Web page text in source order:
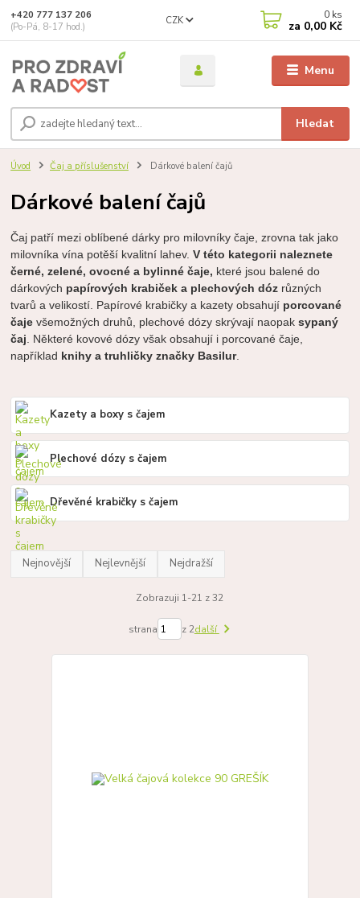
Menu
CZK
Hledat
+420 777 137 206
(Po-Pá, 8-17 hod.)
0 ks
za 0,00 Kč
Úvod Čaj a příslušenství Dárkové balení čajů
Dárkové balení čajů
Čaj patří mezi oblíbené dárky pro milovníky čaje, zrovna tak jako
milovníka vína potěší kvalitní lahev.V této kategorii naleznete
černé, zelené, ovocné a bylinné čaje, které jsou balené do
dárkových papírových krabiček a plechových dóz různých
tvarů a velikostí. Papírové krabičky a kazety obsahují porcované
čaje všemožných druhů, plechové dózy skrývají naopaksypaný
čaj . Některé kovové dózy však obsahují i porcované čaje,
například knihy a truhličky značky Basilur.
Kazety a boxy s čajem
Plechové dózy s čajem
Dřevěné krabičky s čajem
Nejnovější Nejlevnější Nejdražší
Zobrazuji 1-21 z 32
strana z 2další